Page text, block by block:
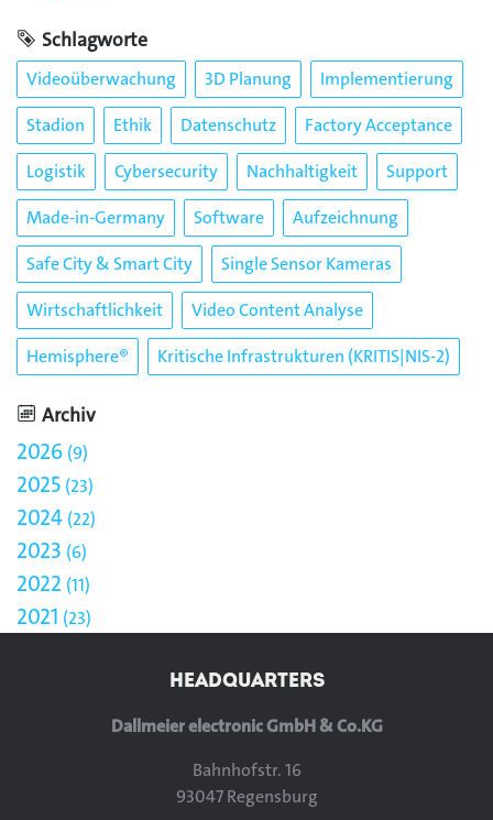
Schlagworte
Videoüberwachung 3D Planung
Implementierung
Stadion
Ethik Datenschutz
Factory Acceptance
Logistik
Cybersecurity Nachhaltigkeit
Support
Made-in-Germany
Software
Aufzeichnung
Safe City & Smart City
Single Sensor Kameras
Wirtschaftlichkeit
Video Content Analyse
Hemisphere®
Kritische Infrastrukturen (KRITIS|NIS-2)
Archiv
2026 9
2025 23
2024 22
2023 6
2022 11
2021 23
HEADQUARTERS
Dallmeier electronic GmbH & Co.KG
Bahnhofstr. 16
93047 Regensburg